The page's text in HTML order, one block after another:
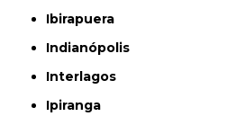
Ibirapuera
Indianópolis
Interlagos
Ipiranga